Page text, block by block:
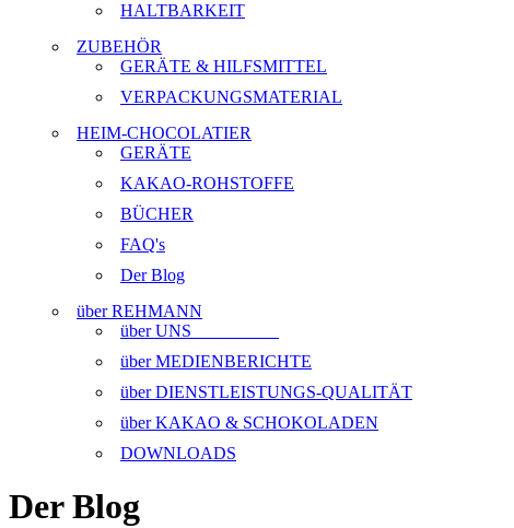
HALTBARKEIT
ZUBEHÖR
GERÄTE & HILFSMITTEL
VERPACKUNGSMATERIAL
HEIM-CHOCOLATIER
GERÄTE
KAKAO-ROHSTOFFE
BÜCHER
FAQ's
Der Blog
über REHMANN
über UNS
über MEDIENBERICHTE
über DIENSTLEISTUNGS-QUALITÄT
über KAKAO & SCHOKOLADEN
DOWNLOADS
Der Blog